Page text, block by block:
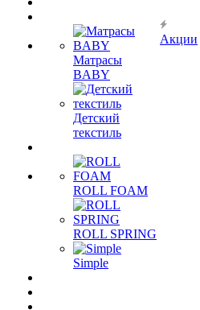
Матрасы
BABY
Детский
текстиль
ROLL FOAM
ROLL SPRING
Simple
Акции